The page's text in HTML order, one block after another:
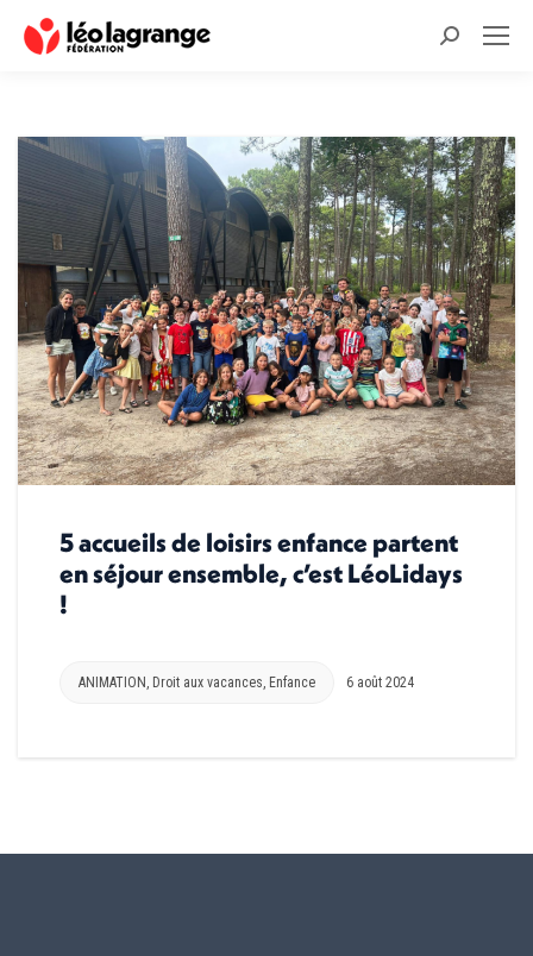
Recherche
5 accueils de loisirs enfance partent
en séjour ensemble, c’est LéoLidays
!
ANIMATION, Droit aux vacances, Enfance 6 août 2024